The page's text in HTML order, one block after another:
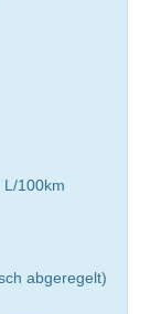
100km
abgeregelt)